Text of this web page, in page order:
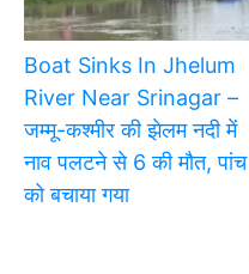
Boat Sinks In Jhelum
River Near Srinagar –
जम्मू-कश्मीर की झेलम नदी में
नाव पलटने से 6 की मौत, पांच
को बचाया गया